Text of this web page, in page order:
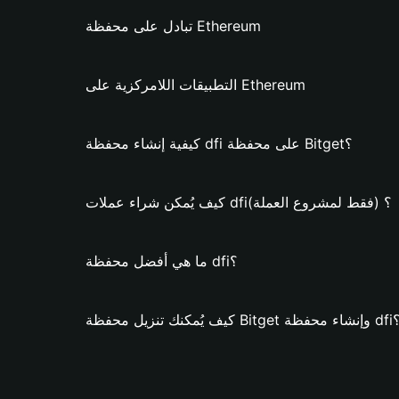
تبادل على محفظة Ethereum
التطبيقات اللامركزية على Ethereum
كيفية إنشاء محفظة dfi على محفظة Bitget؟
كيف يُمكن شراء عملات dfi؟ (فقط لمشروع العملة)
ما هي أفضل محفظة dfi؟
كيف يُمكنك تنزيل محفظة Bitget وإنشاء محفظة dfi؟